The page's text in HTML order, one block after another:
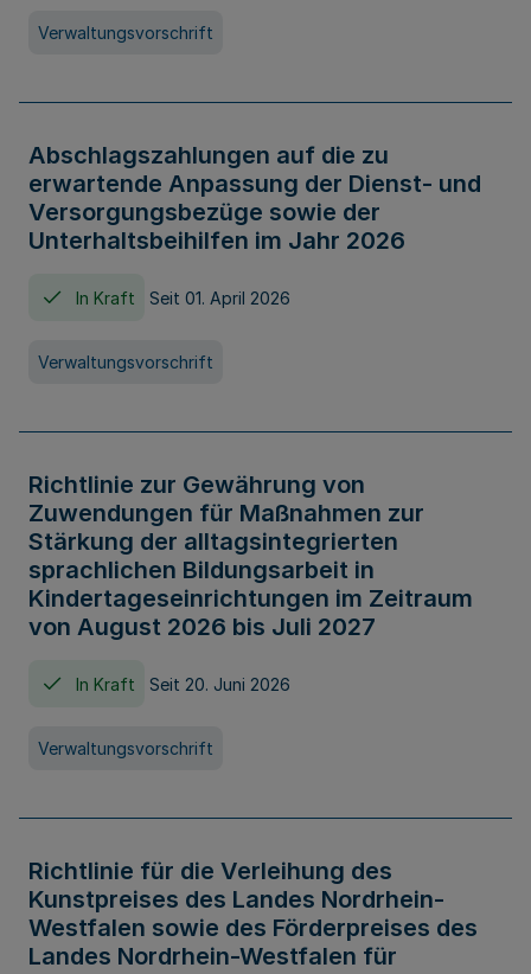
Verwaltungsvorschrift
Abschlagszahlungen auf die zu
erwartende Anpassung der Dienst- und
Versorgungsbezüge sowie der
Unterhaltsbeihilfen im Jahr 2026
In Kraft Seit 01. April 2026
Verwaltungsvorschrift
Richtlinie zur Gewährung von
Zuwendungen für Maßnahmen zur
Stärkung der alltagsintegrierten
sprachlichen Bildungsarbeit in
Kindertageseinrichtungen im Zeitraum
von August 2026 bis Juli 2027
In Kraft Seit 20. Juni 2026
Verwaltungsvorschrift
Richtlinie für die Verleihung des
Kunstpreises des Landes Nordrhein-
Westfalen sowie des Förderpreises des
Landes Nordrhein-Westfalen für